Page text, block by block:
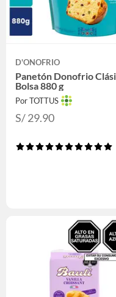
D'ONOFRIO
Panetón Donofrio
Bolsa 880 g
Por TOTTUS
S/ 29.90